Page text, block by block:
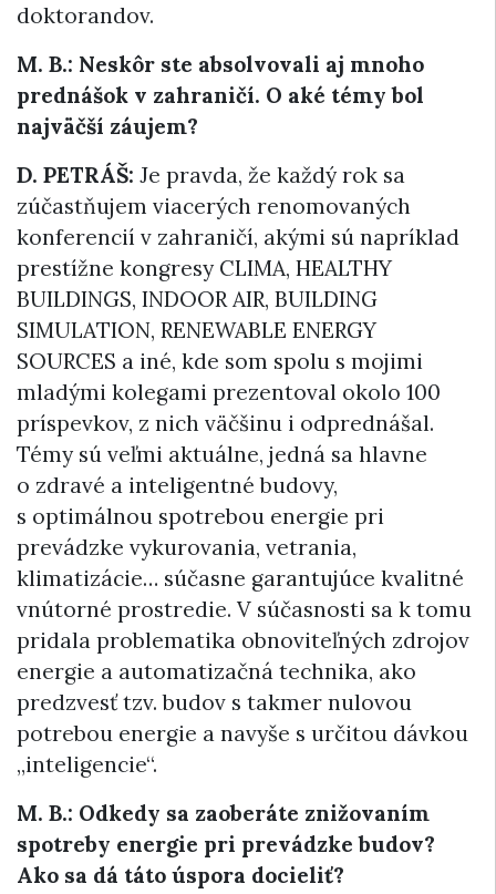
doktorandov.
M. B.: Neskôr ste absolvovali aj mnoho
prednášok v zahraničí. O aké témy bol
najväčší záujem?
D. PETRÁŠ: Je pravda, že každý rok sa
zúčastňujem viacerých renomovaných
konferencií v zahraničí, akými sú napríklad
prestížne kongresy CLIMA, HEALTHY
BUILDINGS, INDOOR AIR, BUILDING
SIMULATION, RENEWABLE ENERGY
SOURCES a iné, kde som spolu s mojimi
mladými kolegami prezentoval okolo 100
príspevkov, z nich väčšinu i odprednášal.
Témy sú veľmi aktuálne, jedná sa hlavne
o zdravé a inteligentné budovy,
s optimálnou spotrebou energie pri
prevádzke vykurovania, vetrania,
klimatizácie… súčasne garantujúce kvalitné
vnútorné prostredie. V súčasnosti sa k tomu
pridala problematika obnoviteľných zdrojov
energie a automatizačná technika, ako
predzvesť tzv. budov s takmer nulovou
potrebou energie a navyše s určitou dávkou
„inteligencie“.
M. B.: Odkedy sa zaoberáte znižovaním
spotreby energie pri prevádzke budov?
Ako sa dá táto úspora docieliť?